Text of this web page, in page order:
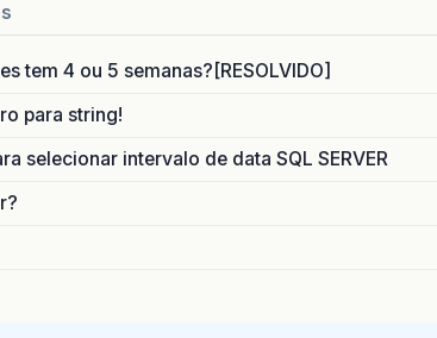
tem 4 ou 5 semanas?[RESOLVIDO]
para string!
selecionar intervalo de data SQL SERVER